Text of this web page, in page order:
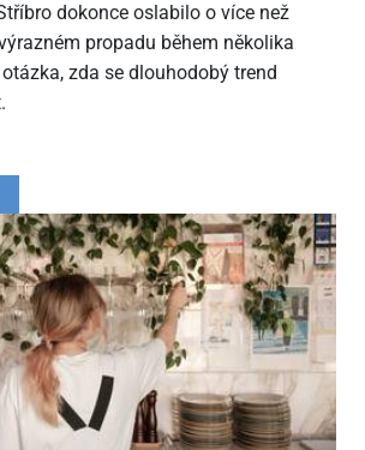
dokonce oslabilo o více než
propadu během několika
zda se dlouhodobý trend